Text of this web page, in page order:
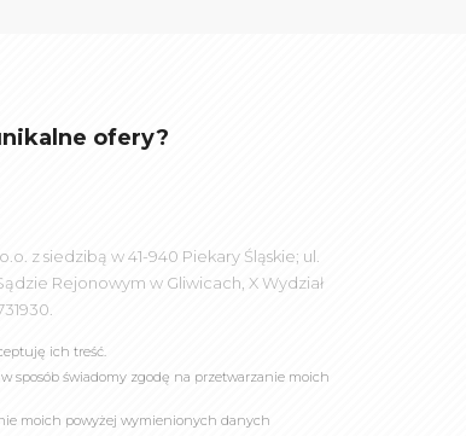
ofery?
z siedzibą w 41-940 Piekary Śląskie; ul.
Rejonowym w Gliwicach, X Wydział
ich treść.
sposób świadomy zgodę na przetwarzanie moich
moich powyżej wymienionych danych